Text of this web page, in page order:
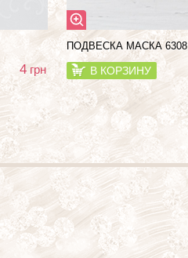
4 грн
ПОДВЕСКА МАСКА 6308
В КОРЗИНУ